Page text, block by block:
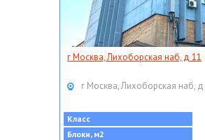
г Москва, Лихоборская наб, д 11
г Москва, Лихоборская наб,
Класс
Блоки, м2